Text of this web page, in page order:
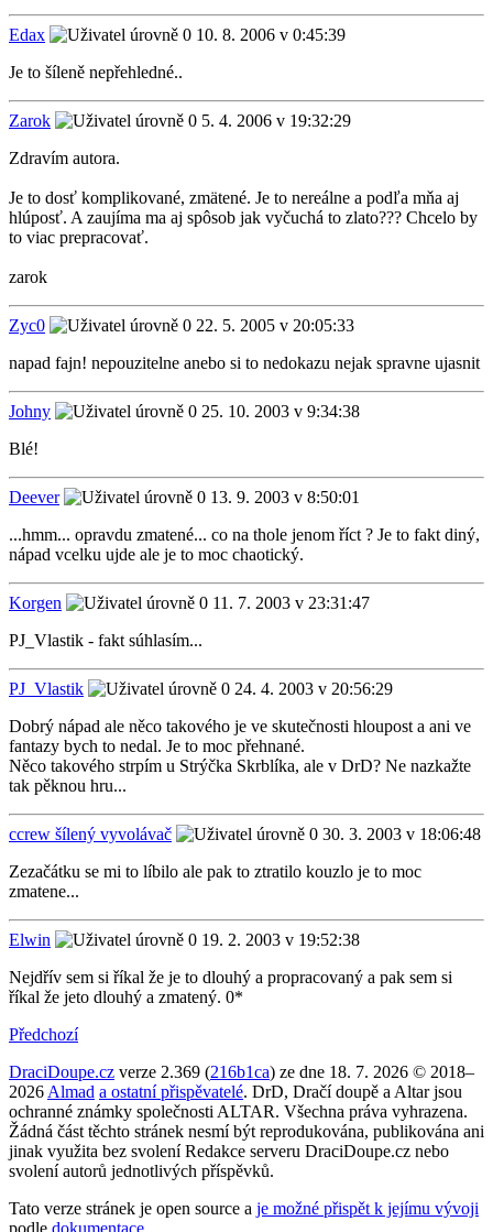
Edax
10. 8. 2006 v 0:45:39
Je to šíleně nepřehledné..
Zarok
5. 4. 2006 v 19:32:29
Zdravím autora.
Je to dosť komplikované, zmätené. Je to nereálne a podľa mňa aj
hlúposť. A zaujíma ma aj spôsob jak vyčuchá to zlato??? Chcelo by
to viac prepracovať.
zarok
Zyc0
22. 5. 2005 v 20:05:33
napad fajn! nepouzitelne anebo si to nedokazu nejak spravne ujasnit
Johny
25. 10. 2003 v 9:34:38
Blé!
Deever
13. 9. 2003 v 8:50:01
...hmm... opravdu zmatené... co na thole jenom říct ? Je to fakt diný,
nápad vcelku ujde ale je to moc chaotický.
Korgen
11. 7. 2003 v 23:31:47
PJ_Vlastik - fakt súhlasím...
PJ_Vlastik
24. 4. 2003 v 20:56:29
Dobrý nápad ale něco takového je ve skutečnosti hloupost a ani ve
fantazy bych to nedal. Je to moc přehnané.
Něco takového strpím u Strýčka Skrblíka, ale v DrD? Ne nazkažte
tak pěknou hru...
ccrew šílený vyvolávač
30. 3. 2003 v 18:06:48
Zezačátku se mi to líbilo ale pak to ztratilo kouzlo je to moc
zmatene...
Elwin
19. 2. 2003 v 19:52:38
Nejdřív sem si říkal že je to dlouhý a propracovaný a pak sem si
říkal že jeto dlouhý a zmatený. 0*
Předchozí
DraciDoupe.cz verze 2.369 (216b1ca) ze dne 18. 7. 2026 © 2018–
2026 Almad a ostatní přispěvatelé. DrD, Dračí doupě a Altar jsou
ochranné známky společnosti ALTAR. Všechna práva vyhrazena.
Žádná část těchto stránek nesmí být reprodukována, publikována ani
jinak využita bez svolení Redakce serveru DraciDoupe.cz nebo
svolení autorů jednotlivých příspěvků.
Tato verze stránek je open source a je možné přispět k jejímu vývoji
podle dokumentace